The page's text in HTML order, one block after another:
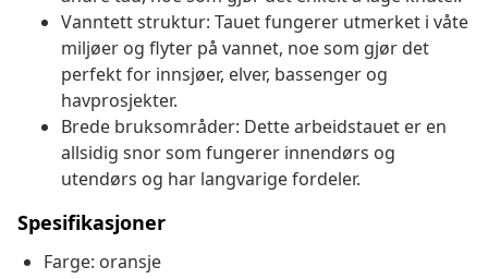
Vanntett struktur: Tauet fungerer utmerket i våte
miljøer og flyter på vannet, noe som gjør det
perfekt for innsjøer, elver, bassenger og
havprosjekter.
Brede bruksområder: Dette arbeidstauet er en
allsidig snor som fungerer innendørs og
utendørs og har langvarige fordeler.
Spesifikasjoner
Farge: oransje